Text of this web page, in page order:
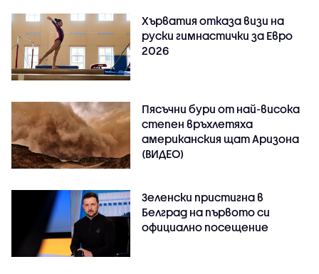
Хърватия отказа визи на
руски гимнастички за Евро
2026
Пясъчни бури от най-висока
степен връхлетяха
американския щат Аризона
(ВИДЕО)
Зеленски пристигна в
Белград на първото си
официално посещение